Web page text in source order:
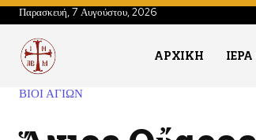
Παρασκευή, 7 Αυγούστου, 2026
ΑΡΧΙΚΗ
ΒΙΟΙ ΑΓΙΩΝ